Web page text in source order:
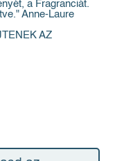
a Fragranciát.
Anne-Laure
AZ